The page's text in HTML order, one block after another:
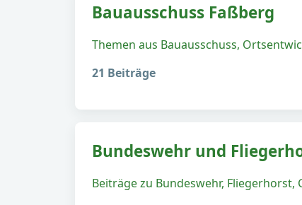
Bauausschuss Faßberg
Themen aus Bauausschuss,
21 Beiträge
Bundeswehr und
Beiträge zu Bundeswehr,